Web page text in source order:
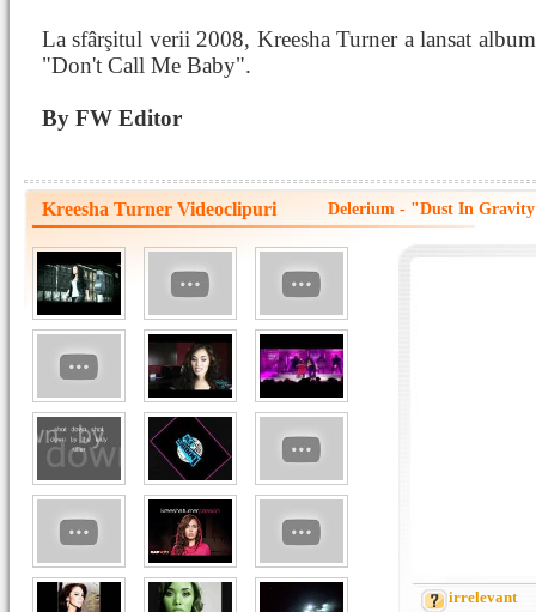
La sfârşitul verii 2008, Kreesha Turner a lansat
"Don't Call Me Baby".
By FW Editor
Kreesha Turner Videoclipuri Delerium - "Dust In
irrelevant